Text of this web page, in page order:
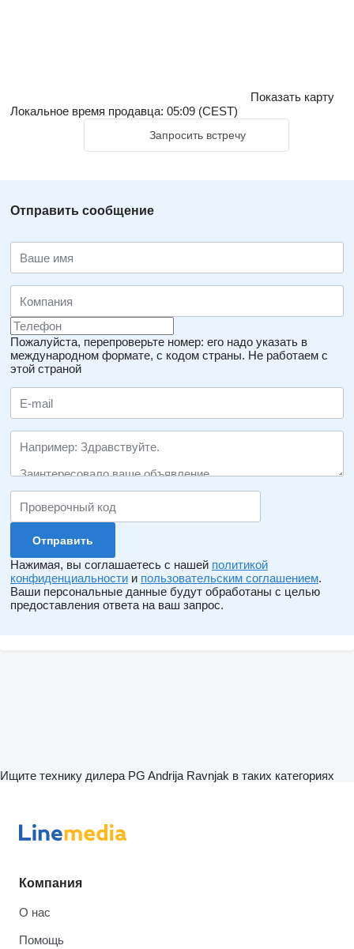
Показать карту
Локальное время продавца: 05:09 (CEST)
Запросить встречу
Отправить сообщение
Пожалуйста, перепроверьте номер: его надо указать в
международном формате, с кодом страны. Не работаем с
этой страной
Нажимая, вы соглашаетесь с нашей политикой
конфиденциальности и пользовательским соглашением.
Ваши персональные данные будут обработаны с целью
предоставления ответа на ваш запрос.
Ищите технику дилера PG Andrija Ravnjak в таких категориях
Компания
О нас
Помощь